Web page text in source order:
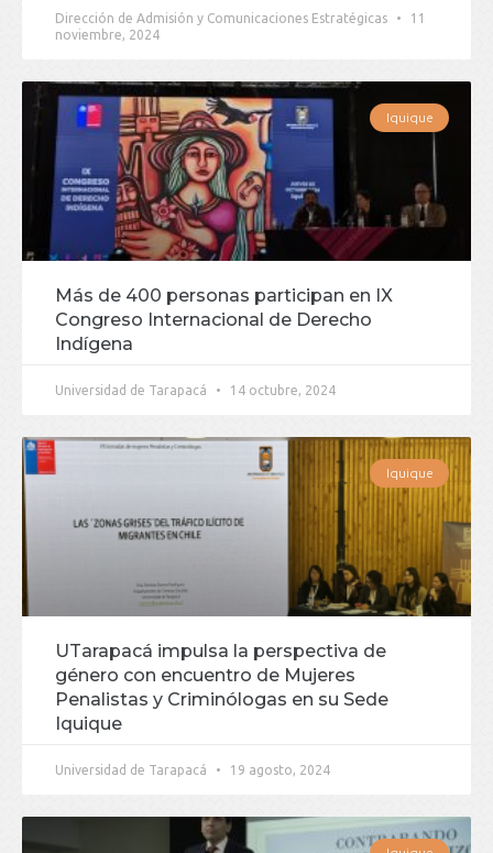
Dirección de Admisión y Comunicaciones Estratégicas
11
noviembre, 2024
Iquique
Más de 400 personas participan en IX
Congreso Internacional de Derecho
Indígena
Universidad de Tarapacá 14 octubre, 2024
Iquique
UTarapacá impulsa la perspectiva de
género con encuentro de Mujeres
Penalistas y Criminólogas en su Sede
Iquique
Universidad de Tarapacá 19 agosto, 2024